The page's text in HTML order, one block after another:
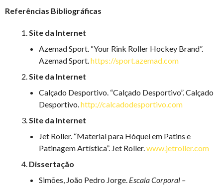
Referências Bibliográficas
Site da Internet
Azemad Sport. “Your Rink Roller Hockey Brand”.
Azemad Sport. https://sport.azemad.com
Site da Internet
Calçado Desportivo. “Calçado Desportivo”. Calçado
Desportivo. http://calcadodesportivo.com
Site da Internet
Jet Roller. “Material para Hóquei em Patins e
Patinagem Artística”. Jet Roller. www.jetroller.com
Dissertação
Simões, João Pedro Jorge. Escala Corporal –